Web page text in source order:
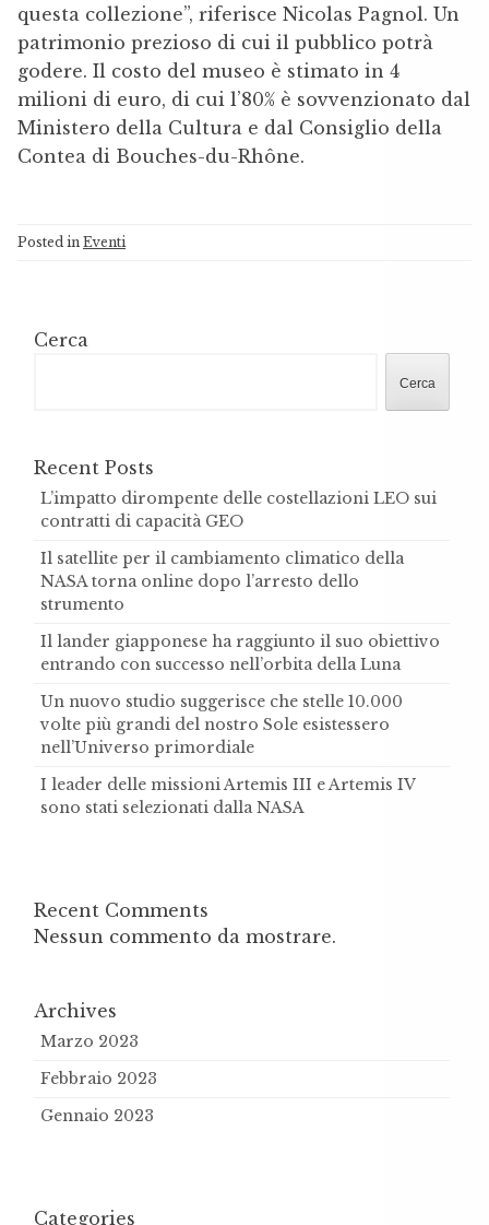
questa collezione”, riferisce Nicolas Pagnol. Un
patrimonio prezioso di cui il pubblico potrà
godere. Il costo del museo è stimato in 4
milioni di euro, di cui l’80% è sovvenzionato dal
Ministero della Cultura e dal Consiglio della
Contea di Bouches-du-Rhône.
Posted in Eventi
Cerca
Cerca
Recent Posts
L’impatto dirompente delle costellazioni LEO sui
contratti di capacità GEO
Il satellite per il cambiamento climatico della
NASA torna online dopo l’arresto dello
strumento
Il lander giapponese ha raggiunto il suo obiettivo
entrando con successo nell’orbita della Luna
Un nuovo studio suggerisce che stelle 10.000
volte più grandi del nostro Sole esistessero
nell’Universo primordiale
I leader delle missioni Artemis III e Artemis IV
sono stati selezionati dalla NASA
Recent Comments
Nessun commento da mostrare.
Archives
Marzo 2023
Febbraio 2023
Gennaio 2023
Categories